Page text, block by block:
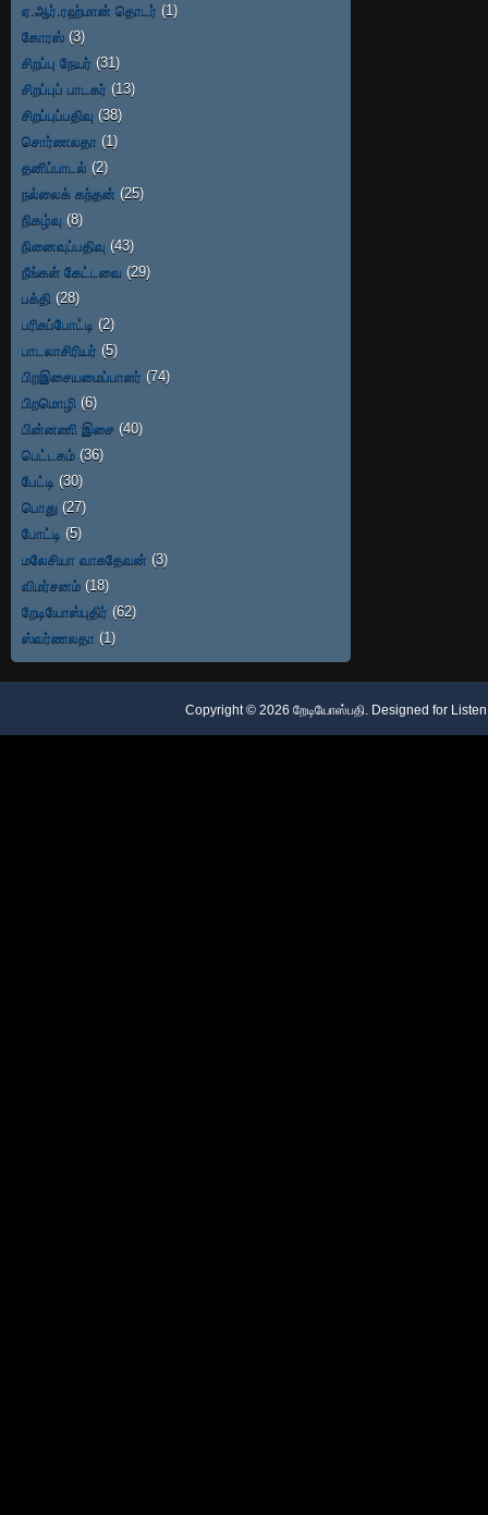
ஏ.ஆர்.ரஹ்மான் தொடர் (1)
கோரஸ் (3)
சிறப்பு நேயர் (31)
சிறப்புப் பாடகர் (13)
சிறப்புப்பதிவு (38)
சொர்ணலதா (1)
தனிப்பாடல் (2)
நல்லைக் கந்தன் (25)
நிகழ்வு (8)
நினைவுப்பதிவு (43)
நீங்கள் கேட்டவை (29)
பக்தி (28)
பரிசுப்போட்டி (2)
பாடலாசிரியர் (5)
பிறஇசையமைப்பாளர் (74)
பிறமொழி (6)
பின்னணி இசை (40)
பெட்டகம் (36)
பேட்டி (30)
பொது (27)
போட்டி (5)
மலேசியா வாசுதேவன் (3)
விமர்சனம் (18)
றேடியோஸ்புதிர் (62)
ஸ்வர்ணலதா (1)
Copyright © 2026 றேடியோஸ்பதி . Designed for